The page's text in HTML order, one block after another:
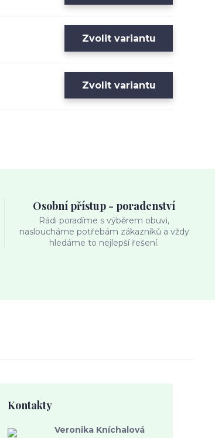
Zvolit variantu
Zvolit variantu
Osobní přístup - poradenství
Rádi poradíme s výběrem obuvi,
nasloucháme potřebám zákazníků a vždy
hledáme to nejlepší řešení.
Kontakty
Veronika Kníchalová